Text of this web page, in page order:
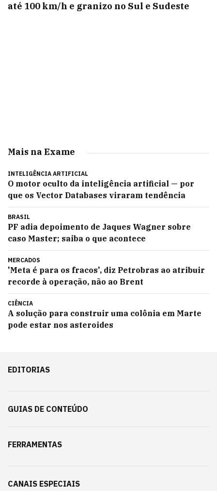
até 100 km/h e granizo no Sul e Sudeste
Mais na Exame
INTELIGÊNCIA ARTIFICIAL
O motor oculto da inteligência artificial — por
que os Vector Databases viraram tendência
BRASIL
PF adia depoimento de Jaques Wagner sobre
caso Master; saiba o que acontece
MERCADOS
'Meta é para os fracos', diz Petrobras ao atribuir
recorde à operação, não ao Brent
CIÊNCIA
A solução para construir uma colônia em Marte
pode estar nos asteroides
EDITORIAS
GUIAS DE CONTEÚDO
FERRAMENTAS
CANAIS ESPECIAIS